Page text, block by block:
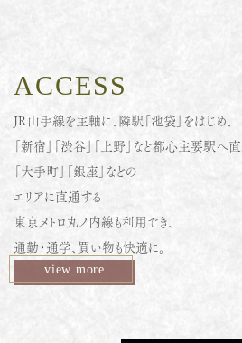
ACCESS
JR山手線を主軸に、隣駅「池袋」をはじめ、
「新宿」「渋谷」「上野」など都心主要駅へ直
「大手町」「銀座」などの
エリアに直通する
東京メトロ丸ノ内線も利用でき、
通勤・通学、買い物も快適に。
view more